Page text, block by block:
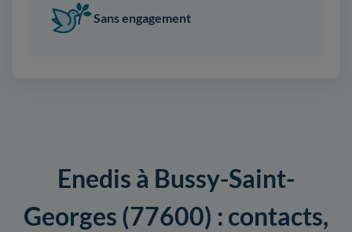
Sans engagement
Enedis à Bussy-Saint-
Georges (77600) : contacts,